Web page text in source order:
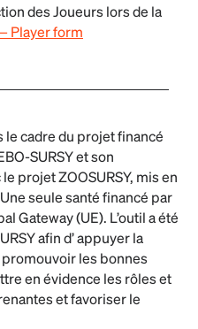
des Joueurs lors de la
Player form
le cadre du projet financé
SURSY et son
projet ZOOSURSY, mis en
seule santé financé par
Gateway (UE). L’outil a été
afin d’ appuyer la
les bonnes
en évidence les rôles et
et favoriser le